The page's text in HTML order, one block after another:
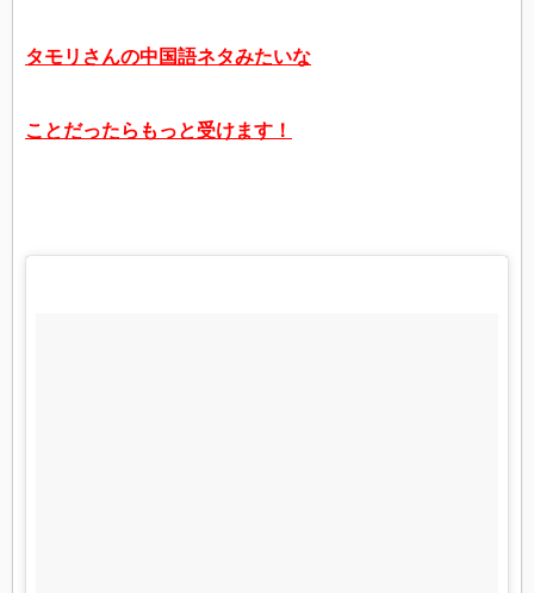
タモリさんの中国語ネタみたいな
ことだったらもっと受けます！